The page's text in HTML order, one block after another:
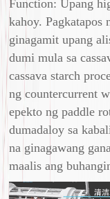
Function: Upang
kahoy. Pagkatapos
ginagamit upang
dumi mula sa
cassava starch
ng countercurrent
epekto ng paddle
dumadaloy sa
na ginagawang
maalis ang